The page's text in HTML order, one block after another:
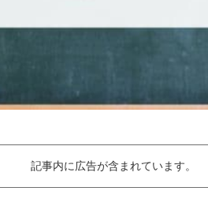
記事内に広告が含まれています。